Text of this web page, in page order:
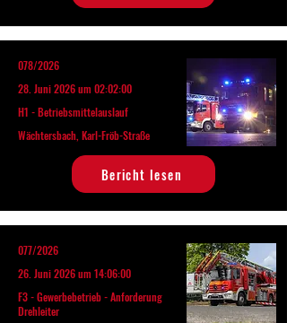
078/2026
28. Juni 2026 um 02:02:00
H1 - Betriebsmittelauslauf
Wächtersbach, Karl-Fröb-Straße
Bericht lesen
077/2026
26. Juni 2026 um 14:06:00
F3 - Gewerbebetrieb - Anforderung
Drehleiter